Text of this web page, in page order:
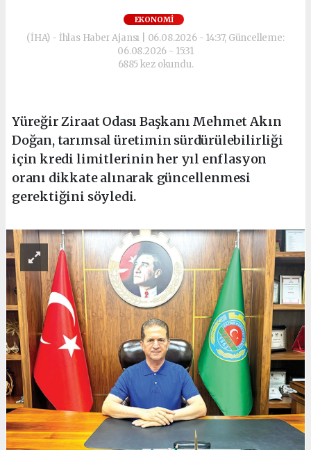
EKONOMI
(İHA) - İhlas Haber Ajansı | 06.08.2026 - 14:37, Güncelleme:
06.08.2026 - 15:31
6885 kez okundu.
Yüreğir Ziraat Odası Başkanı Mehmet Akın
Doğan, tarımsal üretimin sürdürülebilirliği
için kredi limitlerinin her yıl enflasyon
oranı dikkate alınarak güncellenmesi
gerektiğini söyledi.